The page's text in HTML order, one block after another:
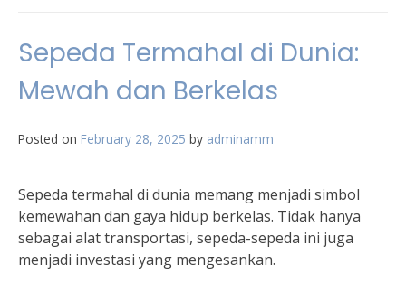
Sepeda Termahal di Dunia:
Mewah dan Berkelas
Posted on February 28, 2025 by adminamm
Sepeda termahal di dunia memang menjadi simbol
kemewahan dan gaya hidup berkelas. Tidak hanya
sebagai alat transportasi, sepeda-sepeda ini juga
menjadi investasi yang mengesankan.